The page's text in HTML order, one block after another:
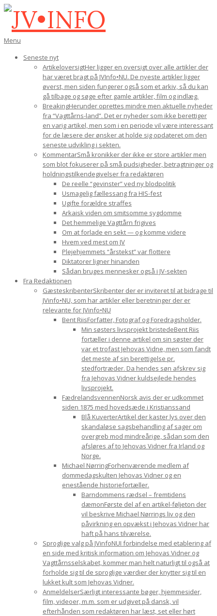
Gå
indhold
JV•INFO
Den
navigations-
Menu
Seneste nyt
ArtikeloversigtHer ligger en oversigt over alle artikler der
har været bragt på JVInfo•NU. De nyeste artikler ligger
øverst, men siden fungerer også som et arkiv, så du kan
gå tilbage og søge efter gamle artikler, film og indlæg.
BreakingHerunder oprettes mindre men aktuelle nyheder
fra “Vagttårns-land”. Det er nyheder som ikke berettiger
en varig artikel, men som i en periode vil være interessant
for de læsere der ønsker at holde sig opdateret om den
seneste udvikling i sekten.
KommentarSmå kronikker der ikke er store artikler men
som blot fokuserer på små pudsigheder, betragtninger og
holdningstilkendegivelser fra redaktøren
De reelle “gevinster” ved ny blodpolitik
Usmagelig fællessang fra HIS-fest
Ugifte forældre straffes
Arkaisk viden om smitsomme sygdomme
Det hemmelige Vagttårn frigives
Om at forlade en sekt — og komme videre
Hvem ved mest om JV
Plejehjemmets “årstekst” var flottere
Diktatorer ligner hinanden
Sådan bruges mennesker også i JV-sekten
Fra Redaktionen
GæsteskribenterSkribenter der er inviteret til at bidrage til
JVinfo•NU, som har artikler eller beretninger der er
relevante for JVinfo•NU
Bent RiisForfatter, Fotograf og Foredragsholder.
Min søsters livsprojekt bristedeBent Riis
fortæller i denne artikel om sin søster der
var et trofast Jehovas Vidne, men som fandt
det meste af sin berettigelse pr.
stedfortræder. Da hendes søn afskrev sig
fra Jehovas Vidner kuldsejlede hendes
livsprojekt.
FædrelandsvennenNorsk avis der er udkommet
siden 1875 med hovedsæde i Kristianssand
Blå KuverterArtikel der kaster lys over den
skandaløse sagsbehandling af sager om
overgreb mod mindreårige, sådan som den
afsløres af to Jehovas Vidner fra Irland og
Norge.
Michael NørringForhenværende medlem af
dommedagskulten Jehovas Vidner og en
enestående historiefortæller.
Barndommens rædsel – fremtidens
dæmonFørste del af en artikel-føljeton der
vil beskrive Michael Nørrings liv og den
påvirkning en opvækst i Jehovas Vidner har
haft på hans tilværelse.
Sproglige valg på JVinfoNUI forbindelse med etablering af
en side med kritisk information om Jehovas Vidner og
Vagttårnsselskabet, kommer man helt naturligt til også at
forholde sig til de sproglige værdier der knytter sig til en
lukket kult som Jehovas Vidner.
AnmeldelserSærligt interessante bøger, hjemmesider,
film, videoer, m.m. som er udgivet på dansk, vil
efterhånden som redaktøren har læst, set eller hørt